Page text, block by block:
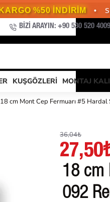
%50 İNDİRİM •
BIZI ARAYIN: +90 530 520 4009
KUŞGÖZLERI MONTAJ
18 cm Mont Cep Fermuarı #5
18 cm
092
36,04₺